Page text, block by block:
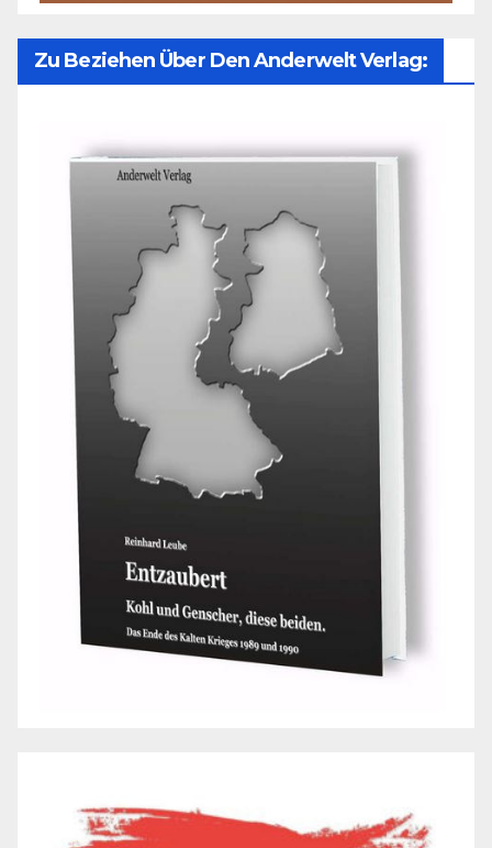
Zu Beziehen Über Den Anderwelt Verlag: